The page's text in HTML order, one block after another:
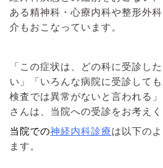
ある精神科・心療内科や整形外
介もおこなっています。
「この症状は、どの科に受診し
い」「いろんな病院に受診して
検査では異常がないと言われる
さんは、当院への受診をお考えく
当院での神経内科診療は以下の
ます。